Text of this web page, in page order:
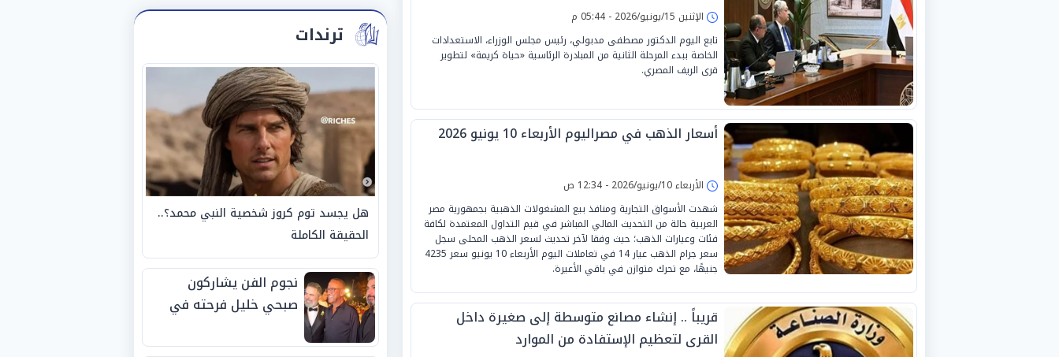
الإثنين 15/يونيو/2026 - 05:44 م
تابع اليوم الدكتور مصطفى مدبولي، رئيس مجلس الوزراء، الاستعدادات
الخاصة ببدء المرحلة الثانية من المبادرة الرئاسية «حياة كريمة» لتطوير
قرى الريف المصري.
أسعار الذهب في مصراليوم الأربعاء 10 يونيو 2026
الأربعاء 10/يونيو/2026 - 12:34 ص
شهدت الأسواق التجارية ومنافذ بيع المشغولات الذهبية بجمهورية مصر
العربية حالة من التحديث المالي المباشر في قيم التداول المعتمدة لكافة
فئات وعيارات الذهب؛ حيث وفقا لآخر تحديث لسعر الذهب المحلى سجل
سعر جرام الذهب عيار 14 في تعاملات اليوم الأربعاء 10 يونيو سعر 4235
جنيهًا، مع تحرك متوازن في باقي الأعيرة.
قريباً .. إنشاء مصانع متوسطة إلى صغيرة داخل
القرى لتعظيم الإستفادة من الموارد
ترندات
هل يجسد توم كروز شخصية النبي محمد؟..
الحقيقة الكاملة
نجوم الفن يشاركون
صبحي خليل فرحته في